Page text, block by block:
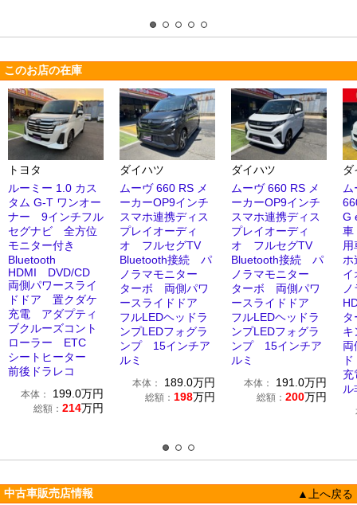
このお店の在庫
トヨタ
ルーミー 1.0 カス
タム G-T ワンオー
ナー 9インチフル
セグナビ 全方位
モニター付き
Bluetooth
HDMI DVD/CD
両側パワースライ
ドドア 置クダケ
充電 アダプティ
ブクルーズコント
ローラー ETC
シートヒーター
前後ドラレコ
本体： 199.0万円
総額： 214万円
ダイハツ
ムーヴ 660 RS メ
ーカーOP9インチ
スマホ連携ディス
プレイオーディ
オ フルセグTV
Bluetooth接続 パ
ノラマモニター
ターボ 両側パワ
ースライドドア
フルLEDヘッドラ
ンプLEDフォグラ
ンプ 15インチア
ルミ
本体： 189.0万円
総額： 198万円
ダイハツ
ムーヴ 660 RS メ
ーカーOP9インチ
スマホ連携ディス
プレイオーディ
オ フルセグTV
Bluetooth接続 パ
ノラマモニター
ターボ 両側パワ
ースライドドア
フルLEDヘッドラ
ンプLEDフォグラ
ンプ 15インチア
ルミ
本体： 191.0万円
総額： 200万円
G
車
ホ
両
充
中古車販売店情報
▲上へ戻る